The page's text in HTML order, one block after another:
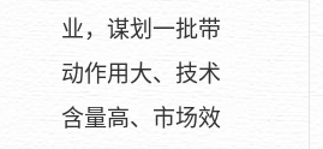
业，谋划一批带
动作用大、技术
含量高、市场效